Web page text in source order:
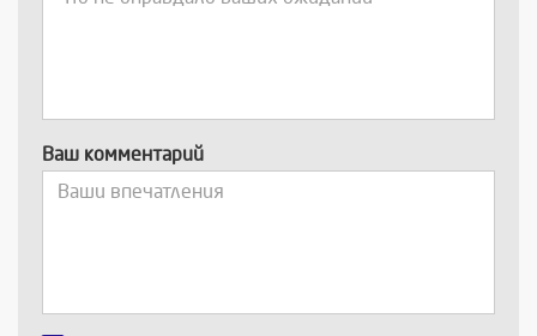
Ваш комментарий